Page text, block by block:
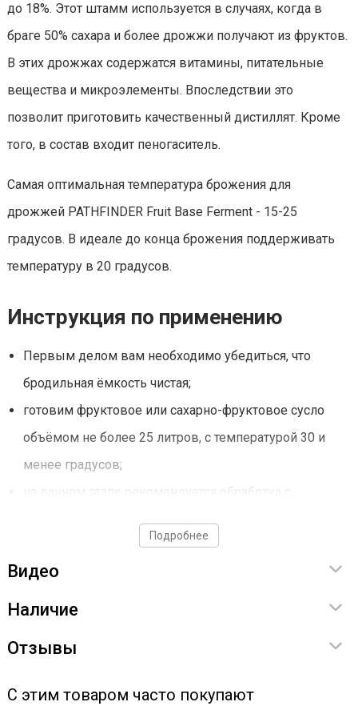
до 18%. Этот штамм используется в случаях, когда в
браге 50% сахара и более дрожжи получают из фруктов.
В этих дрожжах содержатся витамины, питательные
вещества и микроэлементы. Впоследствии это
позволит приготовить качественный дистиллят. Кроме
того, в состав входит пеногаситель.
Самая оптимальная температура брожения для
дрожжей PATHFINDER Fruit Base Ferment - 15-25
градусов. В идеале до конца брожения поддерживать
температуру в 20 градусов.
Инструкция по применению
Первым делом вам необходимо убедиться, что
бродильная ёмкость чистая;
готовим фруктовое или сахарно-фруктовое сусло
объёмом не более 25 литров, с температурой 30 и
менее градусов;
на данном этапе рекомендуется обработка с
добавляем дрожжи и хорошенько их перемешиваем;
ставим на брожение. Ещё раз повторимся, что лучше
всего до конца брожения поддерживать температуру
Масса упаковки - 120 г.
Подробнее
Видео
Наличие
Отзывы
С этим товаром часто покупают